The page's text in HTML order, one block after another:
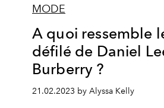
MODE
A quoi ressemble
défilé de Daniel
Burberry ?
21.02.2023 by Alyssa Kelly